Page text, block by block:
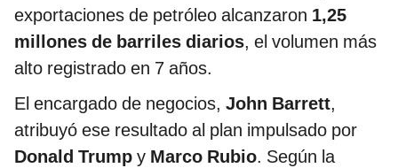
exportaciones de petróleo alcanzaron 1,25
millones de barriles diarios, el volumen más
alto registrado en 7 años.
El encargado de negocios, John Barrett,
atribuyó ese resultado al plan impulsado por
Donald Trump y Marco Rubio. Según la